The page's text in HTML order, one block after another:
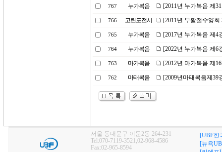
767 누가복음 [2011년 누가복음 제
766 고린도전서 [2011년 부활절수양
765 누가복음 [2017년 누가복음 제4
764 누가복음 [2022년 누가복음 제
763 마가복음 [2012년 마가복음 제
762 마태복음 [2009년마태복음제39
서울 동대문구 이문2동 264-231
Tel:070-7119-3521,02-968-4586
Fax:02-965-8594
[UBF한
[뉴욕